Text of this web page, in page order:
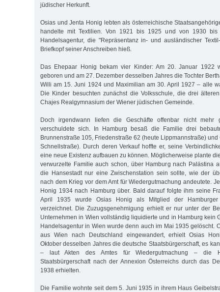
jüdischer Herkunft.
Osias und Jenta Honig lebten als österreichische
handelte mit Textilien. Von 1921 bis 1925 und von 1930
Handelsagentur, die "Repräsentanz in- und ausländischer
Briefkopf seiner Anschreiben hieß.
Das Ehepaar Honig bekam vier Kinder: Am 20. Januar 1922
geboren und am 27. Dezember desselben Jahres die Tochter
Willi am 15. Juni 1924 und Maximilian am 30. April 1927 – alle
Die Kinder besuchten zunächst die Volksschule, die drei
Chajes Realgymnasium der Wiener jüdischen Gemeinde.
Doch irgendwann liefen die Geschäfte offenbar nicht mehr
verschuldete sich. In Hamburg besaß die Familie drei
Brunnenstraße 105, Friedenstraße 62 (heute Lippmannstraße)
Schnellstraße). Durch deren Verkauf hoffte er, seine
eine neue Existenz aufbauen zu können. Möglicherweise plante
verwurzelte Familie auch schon, über Hamburg nach Palästina
die Hansestadt nur eine Zwischenstation sein sollte, wie der
nach dem Krieg vor dem Amt für Wiedergutmachung andeutete.
Honig 1934 nach Hamburg über. Bald darauf folgte ihm seine
April 1935 wurde Osias Honig als Mitglied der Hamburger
verzeichnet. Die Zuzugsgenehmigung erhielt er nur unter der
Unternehmen in Wien vollständig liquidierte und in Hamburg kein
Handelsagentur in Wien wurde denn auch im Mai 1935 gelöscht.
aus Wien nach Deutschland eingewandert, erhielt Osias
Oktober desselben Jahres die deutsche Staatsbürgerschaft, es
– laut Akten des Amtes für Wiedergutmachung – die
Staatsbürgerschaft nach der Annexion Österreichs durch das
1938 erhielten.
Die Familie wohnte seit dem 5. Juni 1935 in ihrem Haus